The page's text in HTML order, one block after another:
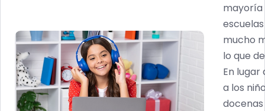
mayoría
mucho
lo que
En lugar
a los